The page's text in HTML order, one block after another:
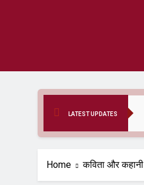
LATEST UPDATES
Home कविता और कहानी